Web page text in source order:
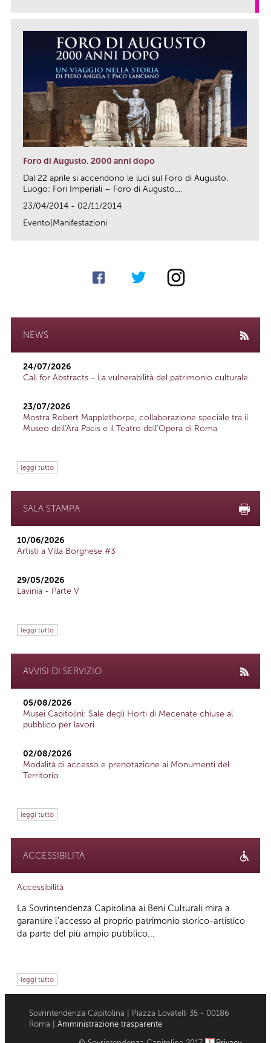
Foro di Augusto. 2000 anni dopo
Dal 22 aprile si accendono le luci sul Foro di Augusto.
Luogo: Fori Imperiali – Foro di Augusto....
23/04/2014 - 02/11/2014
Evento|Manifestazioni
NEWS
24/07/2026
Call for Abstracts - La vulnerabilità del patrimonio culturale
23/07/2026
Mostra Robert Mapplethorpe, collaborazione speciale tra il
Museo dell'Ara Pacis e il Teatro dell'Opera di Roma
leggi tutto
SALA STAMPA
10/06/2026
Artisti a Villa Borghese #3
29/05/2026
Lavinia - Parte V
leggi tutto
AVVISI DI SERVIZIO
05/08/2026
Musei Capitolini: Sale degli Horti di Mecenate chiuse al
pubblico per lavori
02/08/2026
Modalità di accesso e prenotazione ai Monumenti del
Territorio
leggi tutto
ACCESSIBILITÀ
Accessibilità
La Sovrintendenza Capitolina ai Beni Culturali mira a
garantire l’accesso al proprio patrimonio storico-artistico
da parte del più ampio pubblico...
leggi tutto
Sovrintendenza Capitolina | Piazza Lovatelli 35 - 00186
Roma | Amministrazione trasparente